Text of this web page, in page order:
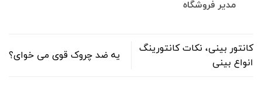
مدیر فروشگاه
کانتور بینی، نکات کانتورینگ
انواع بینی
یه ضد چروک قوی می خوای؟